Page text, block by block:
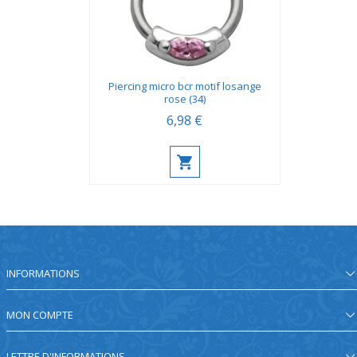
Piercing micro bcr motif losange
rose (34)
6,98 €
INFORMATIONS
MON COMPTE